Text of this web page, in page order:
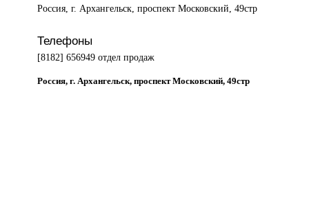
Россия, г. Архангельск, проспект Московский, 49стр
Телефоны
[8182] 656949 отдел продаж
Россия, г. Архангельск, проспект Московский, 49стр